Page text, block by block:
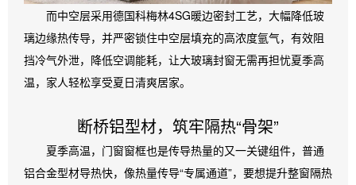
而中空层采用德国科梅林4SG暖边密封工艺，大幅降低玻
璃边缘热传导，并严密锁住中空层填充的高浓度氩气，有效阻
挡冷气外泄，降低空调能耗，让大玻璃封窗无需再担忧夏季高
温，家人轻松享受夏日清爽居家。
断桥铝型材，筑牢隔热“骨架”
夏季高温，门窗窗框也是传导热量的又一关键组件，普通
铝合金型材导热快，像热量传导“专属通道”，要想提升整窗隔热